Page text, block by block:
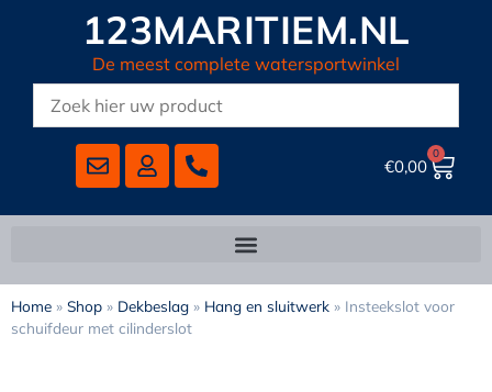
123MARITIEM.NL
De meest complete watersportwinkel
€0,00
0
Home » Shop » Dekbeslag » Hang en sluitwerk » Insteekslot voor
schuifdeur met cilinderslot